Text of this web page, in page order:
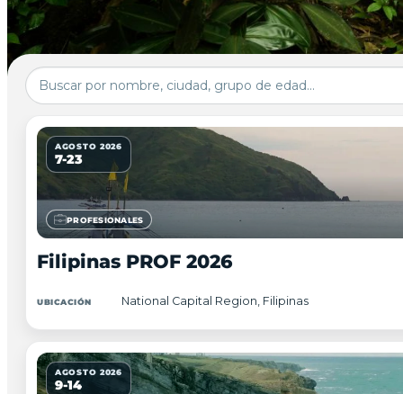
AGOSTO 2026
7-23
PROFESIONALES
Filipinas PROF 2026
UBICACIÓN National Capital Region, Filipinas
AGOSTO 2026
9-14